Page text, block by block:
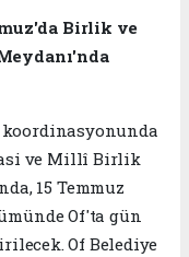
Birlik ve
koordinasyonunda
ve Millî Birlik
15 Temmuz
Of'ta gün
Of Belediye